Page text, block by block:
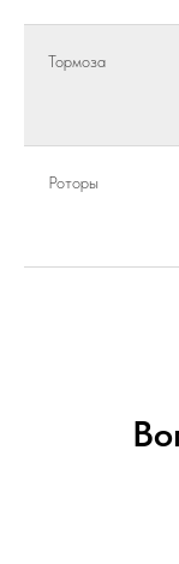
Тормоза
Роторы